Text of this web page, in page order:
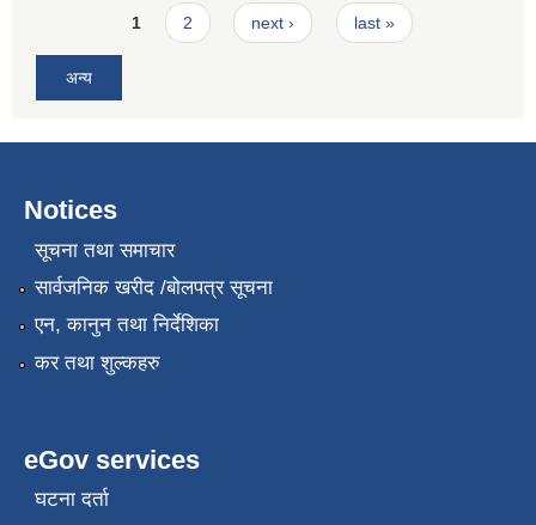
Pages1 2 next › last »
अन्य
Notices
सूचना तथा समाचार
सार्वजनिक खरीद /बोलपत्र सूचना
एन, कानुन तथा निर्देशिका
कर तथा शुल्कहरु
eGov services
घटना दर्ता